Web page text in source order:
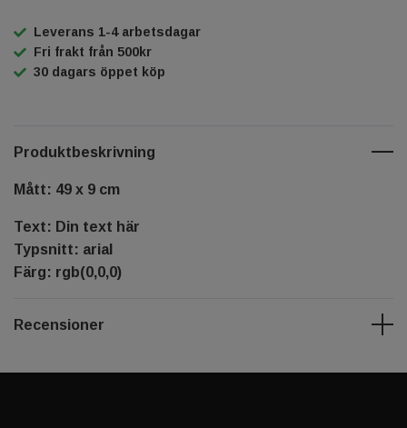
Leverans 1-4 arbetsdagar
Fri frakt från 500kr
30 dagars öppet köp
Produktbeskrivning
Mått: 49 x 9 cm
Text: Din text här
Typsnitt: arial
Färg: rgb(0,0,0)
Recensioner